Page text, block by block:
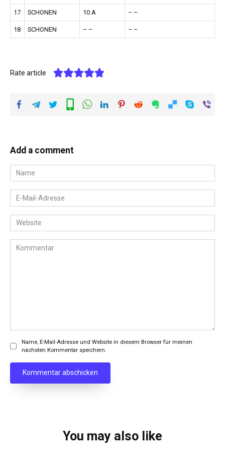
17 SCHONEN 10 A – –
18 SCHONEN – – – –
Rate article
Add a comment
Name
*
Mail-
Adresse
Website
Kommentar
Name, E-Mail-Adresse und Website in diesem Browser für meinen
nächsten Kommentar speichern.
You may also like